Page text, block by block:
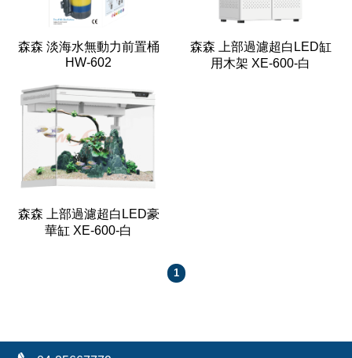
森森 淡海水無動力前置桶
HW-602
森森 上部過濾超白LED缸
用木架 XE-600-白
森森 上部過濾超白LED豪
華缸 XE-600-白
1